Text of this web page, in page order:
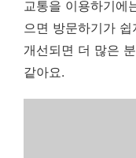
교통을 이용하기에
으면 방문하기가
개선되면 더 많은
같아요.